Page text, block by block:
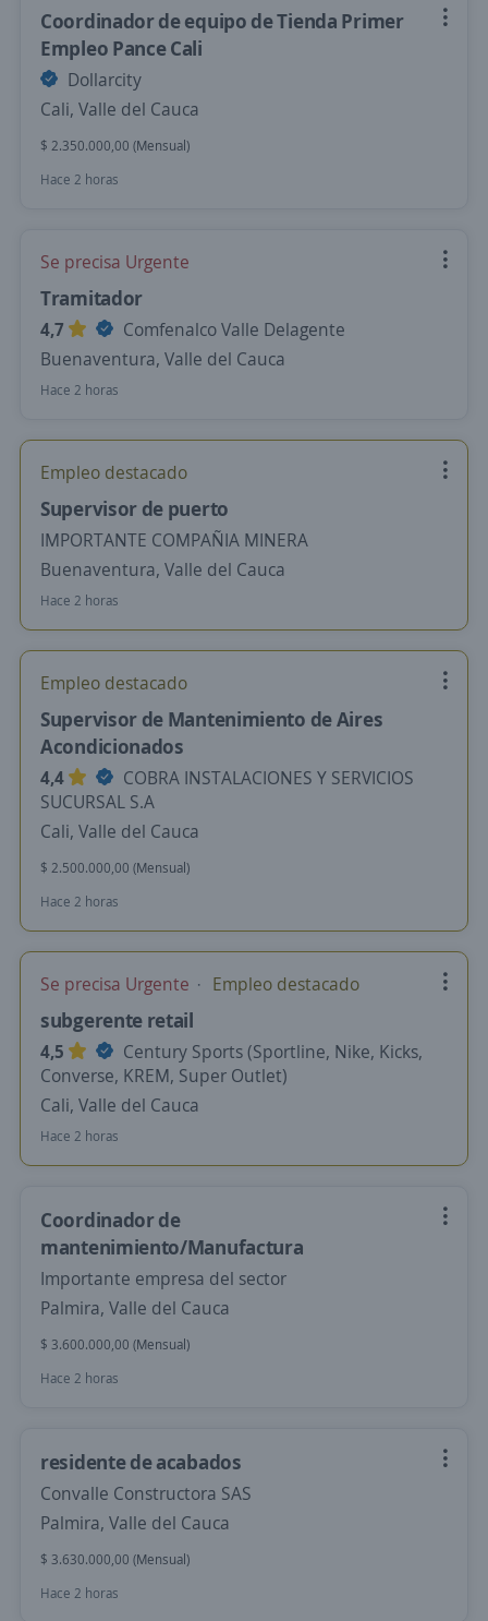
Coordinador de equipo de Tienda Primer
Empleo Pance Cali
Dollarcity
Cali, Valle del Cauca
$ 2.350.000,00 (Mensual)
Hace 2 horas
Se precisa Urgente
Tramitador
4,7
Comfenalco Valle Delagente
Buenaventura, Valle del Cauca
Hace 2 horas
Empleo destacado
Supervisor de puerto
IMPORTANTE COMPAÑIA MINERA
Buenaventura, Valle del Cauca
Hace 2 horas
Empleo destacado
Supervisor de Mantenimiento de Aires
Acondicionados
4,4
COBRA INSTALACIONES Y SERVICIOS
SUCURSAL S.A
Cali, Valle del Cauca
$ 2.500.000,00 (Mensual)
Hace 2 horas
Se precisa Urgente Empleo destacado
subgerente retail
4,5
Century Sports (Sportline, Nike, Kicks,
Converse, KREM, Super Outlet)
Cali, Valle del Cauca
Hace 2 horas
Coordinador de
mantenimiento/Manufactura
Importante empresa del sector
Palmira, Valle del Cauca
$ 3.600.000,00 (Mensual)
Hace 2 horas
residente de acabados
Convalle Constructora SAS
Palmira, Valle del Cauca
$ 3.630.000,00 (Mensual)
Hace 2 horas